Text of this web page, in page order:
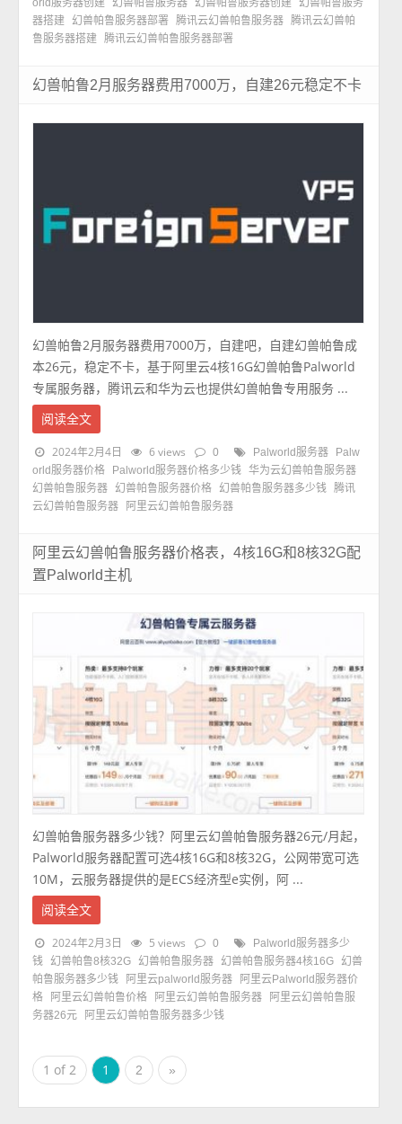
器搭建 幻兽帕鲁服务器部署 腾讯云幻兽帕鲁服务器 腾讯云幻兽帕
鲁服务器搭建 腾讯云幻兽帕鲁服务器部署
幻兽帕鲁2月服务器费用7000万，自建26元稳定不卡
幻兽帕鲁2月服务器费用7000万，自建吧，自建幻兽帕鲁成
本26元，稳定不卡，基于阿里云4核16G幻兽帕鲁Palworld
专属服务器，腾讯云和华为云也提供幻兽帕鲁专用服务 ...
阅读全文
2024年2月4日 6 views 0 Palworld服务器
Palw
orld服务器价格
Palworld服务器价格多少钱 华为云幻兽帕鲁服务器
幻兽帕鲁服务器 幻兽帕鲁服务器价格 幻兽帕鲁服务器多少钱 腾讯
云幻兽帕鲁服务器
阿里云幻兽帕鲁服务器
阿里云幻兽帕鲁服务器价格表，4核16G和8核32G配
置Palworld主机
幻兽帕鲁服务器多少钱？阿里云幻兽帕鲁服务器26元/月起，
Palworld服务器配置可选4核16G和8核32G，公网带宽可选
10M，云服务器提供的是ECS经济型e实例，阿 ...
阅读全文
2024年2月3日 5 views 0
Palworld服务器多少
钱 幻兽帕鲁8核32G 幻兽帕鲁服务器 幻兽帕鲁服务器4核16G 幻兽
帕鲁服务器多少钱
阿里云palworld服务器
阿里云Palworld服务器价
格
阿里云幻兽帕鲁价格 阿里云幻兽帕鲁服务器
阿里云幻兽帕鲁服
务器26元
阿里云幻兽帕鲁服务器多少钱
1 of 2 1 2 »